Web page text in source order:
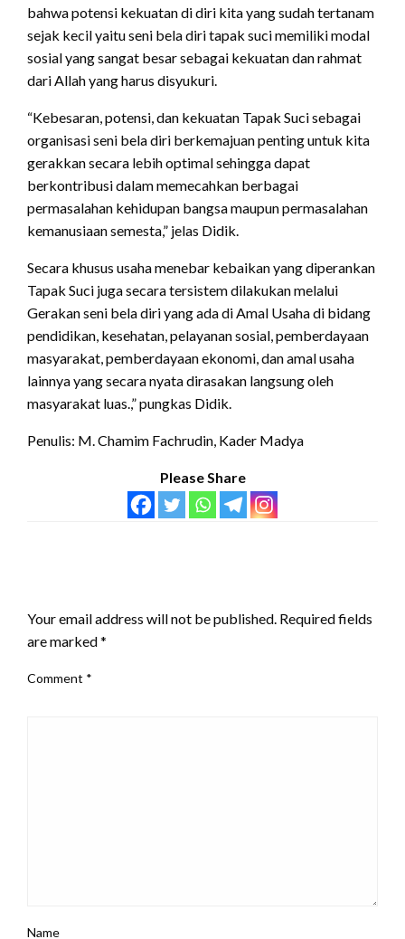
bahwa potensi kekuatan di diri kita yang sudah tertanam
sejak kecil yaitu seni bela diri tapak suci memiliki modal
sosial yang sangat besar sebagai kekuatan dan rahmat
dari Allah yang harus disyukuri.
“Kebesaran, potensi, dan kekuatan Tapak Suci sebagai
organisasi seni bela diri berkemajuan penting untuk kita
gerakkan secara lebih optimal sehingga dapat
berkontribusi dalam memecahkan berbagai
permasalahan kehidupan bangsa maupun permasalahan
kemanusiaan semesta,” jelas Didik.
Secara khusus usaha menebar kebaikan yang diperankan
Tapak Suci juga secara tersistem dilakukan melalui
Gerakan seni bela diri yang ada di Amal Usaha di bidang
pendidikan, kesehatan, pelayanan sosial, pemberdayaan
masyarakat, pemberdayaan ekonomi, dan amal usaha
lainnya yang secara nyata dirasakan langsung oleh
masyarakat luas.,” pungkas Didik.
Penulis: M. Chamim Fachrudin, Kader Madya
Please Share
Your email address will not be published. Required fields
are marked*
Comment *
Name